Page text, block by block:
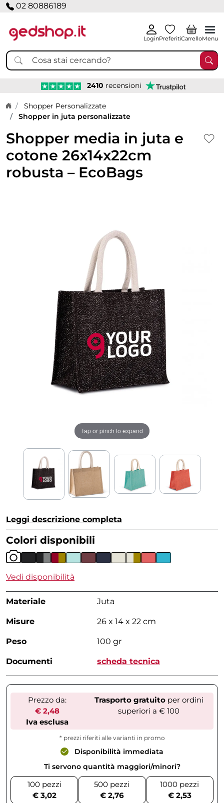
02 80886189
LoginPreferitiCarrelloMenu
2410 recensioni
Home page
Shopper Personalizzate
Shopper in juta personalizzate
Shopper media in juta e
cotone 26x14x22cm
robusta – EcoBags
Tap or pinch to expand
Leggi descrizione completa
Colori disponibili
Vedi disponibilità
Materiale Juta
Misure 26 x 14 x 22 cm
Peso 100 gr
Documenti scheda tecnica
Prezzo da:
€ 2,48
Iva esclusa
Trasporto gratuitoper ordini
superiori a € 100
* prezzi riferiti alle varianti in promo
Disponibilità immediata
Ti servono quantità maggiori/minori?
100 pezzi
€ 3,02
500 pezzi
€ 2,76
1000 pezzi
€ 2,53